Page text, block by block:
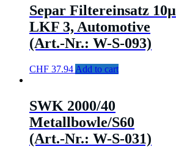
Separ Filtereinsatz 10µ
LKF 3, Automotive
(Art.-Nr.: W-S-093)
CHF 37.94 Add to cart
SWK 2000/40
Metallbowle/S60
(Art.-Nr.: W-S-031)